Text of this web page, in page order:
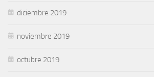
diciembre 2019
noviembre 2019
octubre 2019